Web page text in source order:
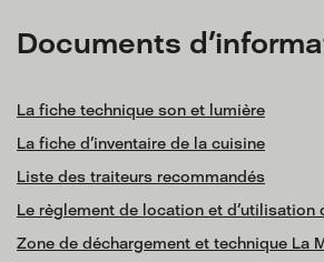
Documents
La fiche technique son et lumière
La fiche d'inventaire de la cuisine
Liste des traiteurs recommandés
Le règlement de location et d'utilisation
Zone de déchargement et technique La